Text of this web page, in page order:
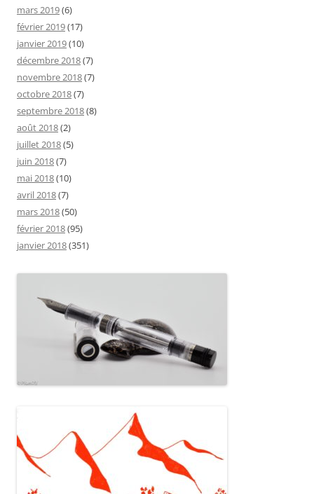
mars 2019(6)
février 2019(17)
janvier 2019(10)
décembre 2018(7)
novembre 2018(7)
octobre 2018(7)
septembre 2018(8)
août 2018(2)
juillet 2018(5)
juin 2018(7)
mai 2018(10)
avril 2018(7)
mars 2018(50)
février 2018(95)
janvier 2018(351)